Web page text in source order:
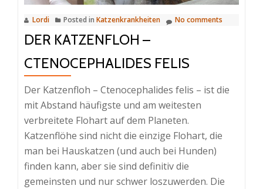
bei
Katzen
Lordi Posted in Katzenkrankheiten No comments
DER KATZENFLOH –
CTENOCEPHALIDES FELIS
Der Katzenfloh – Ctenocephalides felis – ist die
mit Abstand häufigste und am weitesten
verbreitete Flohart auf dem Planeten.
Katzenflöhe sind nicht die einzige Flohart, die
man bei Hauskatzen (und auch bei Hunden)
finden kann, aber sie sind definitiv die
gemeinsten und nur schwer loszuwerden. Die